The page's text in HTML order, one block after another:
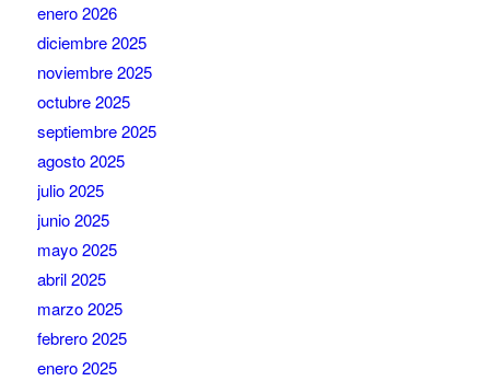
enero 2026
diciembre 2025
noviembre 2025
octubre 2025
septiembre 2025
agosto 2025
julio 2025
junio 2025
mayo 2025
abril 2025
marzo 2025
febrero 2025
enero 2025